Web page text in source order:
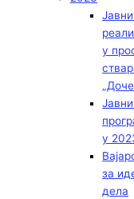
у
у
за
дела